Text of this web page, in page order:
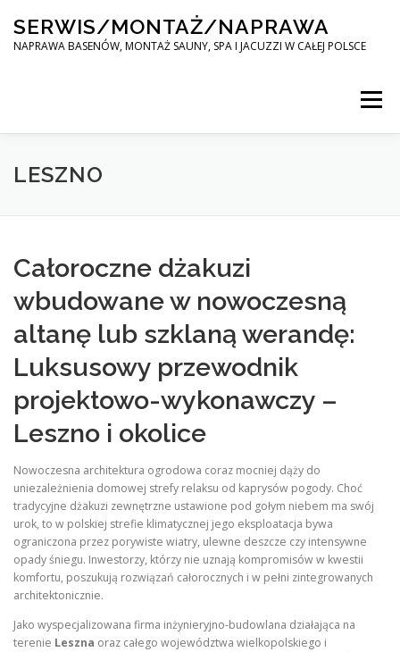
content
SERWIS/MONTAŻ/NAPRAWA
NAPRAWA BASENÓW, MONTAŻ SAUNY, SPA I JACUZZI W CAŁEJ POLSCE
Menu
SPA SERWIS
KONTAKT
LESZNO
Całoroczne dżakuzi
wbudowane w nowoczesną
altanę lub szklaną werandę:
Luksusowy przewodnik
projektowo-wykonawczy –
Leszno i okolice
Nowoczesna architektura ogrodowa coraz mocniej dąży do
uniezależnienia domowej strefy relaksu od kaprysów pogody. Choć
tradycyjne dżakuzi zewnętrzne ustawione pod gołym niebem ma swój
urok, to w polskiej strefie klimatycznej jego eksploatacja bywa
ograniczona przez porywiste wiatry, ulewne deszcze czy intensywne
opady śniegu. Inwestorzy, którzy nie uznają kompromisów w kwestii
komfortu, poszukują rozwiązań całorocznych i w pełni zintegrowanych
architektonicznie.
Jako wyspecjalizowana firma inżynieryjno-budowlana działająca na
terenie Leszna oraz całego województwa wielkopolskiego i